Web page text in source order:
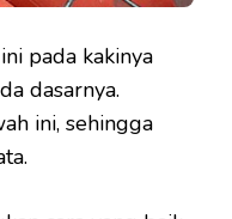
pada kakinya
dasarnya.
ini, sehingga